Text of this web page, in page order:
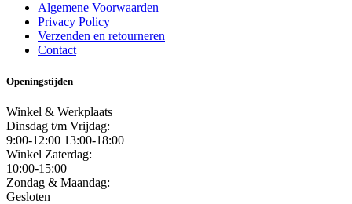
Algemene Voorwaarden
Privacy Policy
Verzenden en retourneren
Contact
Openingstijden
Winkel & Werkplaats
Dinsdag t/m Vrijdag:
9:00-12:00 13:00-18:00
Winkel Zaterdag:
10:00-15:00
Zondag & Maandag:
Gesloten